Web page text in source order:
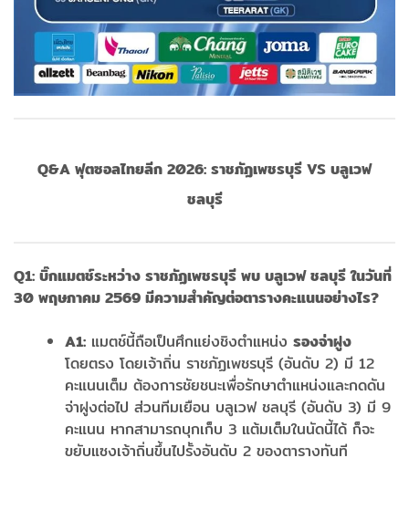
Q&A ฟุตซอลไทยลีก 2026: ราชภัฏเพชรบุรี VS บลูเวฟ
ชลบุรี
Q1: บิ๊กแมตช์ระหว่าง ราชภัฏเพชรบุรี พบ บลูเวฟ ชลบุรี ในวันที่
30 พฤษภาคม 2569 มีความสำคัญต่อตารางคะแนนอย่างไร?
A1: แมตช์นี้ถือเป็นศึกแย่งชิงตำแหน่ง รองจ่าฝูง
โดยตรง โดยเจ้าถิ่น ราชภัฏเพชรบุรี (อันดับ 2) มี 12
คะแนนเต็ม ต้องการชัยชนะเพื่อรักษาตำแหน่งและกดดัน
จ่าฝูงต่อไป ส่วนทีมเยือน บลูเวฟ ชลบุรี (อันดับ 3) มี 9
คะแนน หากสามารถบุกเก็บ 3 แต้มเต็มในนัดนี้ได้ ก็จะ
ขยับแซงเจ้าถิ่นขึ้นไปรั้งอันดับ 2 ของตารางทันที